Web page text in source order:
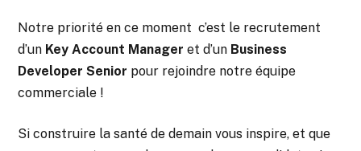
Notre priorité en ce moment c’est le recrutement
d’un Key Account Manager et d’un Business
Developer Senior pour rejoindre notre équipe
commerciale !
Si construire la santé de demain vous inspire, et que